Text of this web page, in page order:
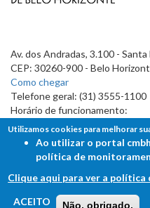
Av. dos Andradas, 3.100 - Santa
CEP: 30260-900 - Belo
Como chegar
Telefone geral: (31) 3555-1100
Horário de funcionamento:
7h às 19h
FALE
Utilizamos cookies para melhorar
Ao utilizar o portal
política de
Clique aqui para ver a política
ACEITO
Não, obrigado.